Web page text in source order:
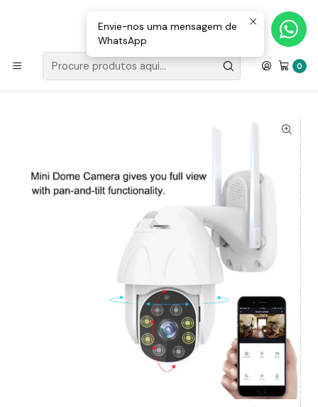
0
Loja Valongo: 220 150 143 (chamada para a rede fixa nacional) «»
E-mail: geral@movenergy.pt
Início VIGILÂNCIA | SEGURANÇA
Câmara Vigilância IP 1080p Wifi Tuya DENVER 2MP
Horizontal: 355°, vertical: 85° - motorizada CCTV
Envie-nos uma mensagem de
WhatsApp